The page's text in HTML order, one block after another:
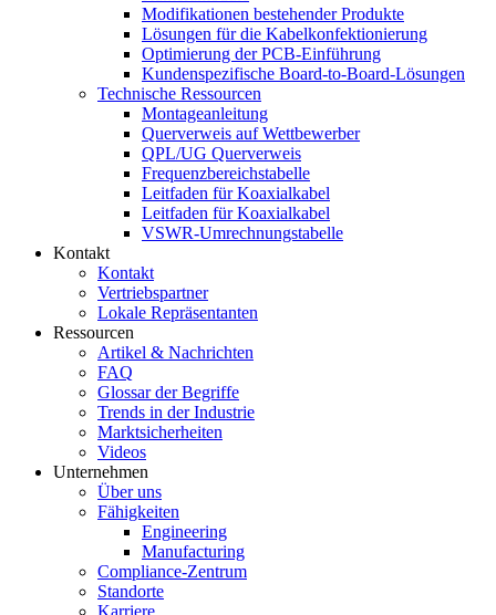
Modifikationen bestehender Produkte
Lösungen für die Kabelkonfektionierung
Optimierung der PCB-Einführung
Kundenspezifische Board-to-Board-Lösungen
Technische Ressourcen
Montageanleitung
Querverweis auf Wettbewerber
QPL/UG Querverweis
Frequenzbereichstabelle
Leitfaden für Koaxialkabel
Leitfaden für Koaxialkabel
VSWR-Umrechnungstabelle
Kontakt
Kontakt
Vertriebspartner
Lokale Repräsentanten
Ressourcen
Artikel & Nachrichten
FAQ
Glossar der Begriffe
Trends in der Industrie
Marktsicherheiten
Videos
Unternehmen
Über uns
Fähigkeiten
Engineering
Manufacturing
Compliance-Zentrum
Standorte